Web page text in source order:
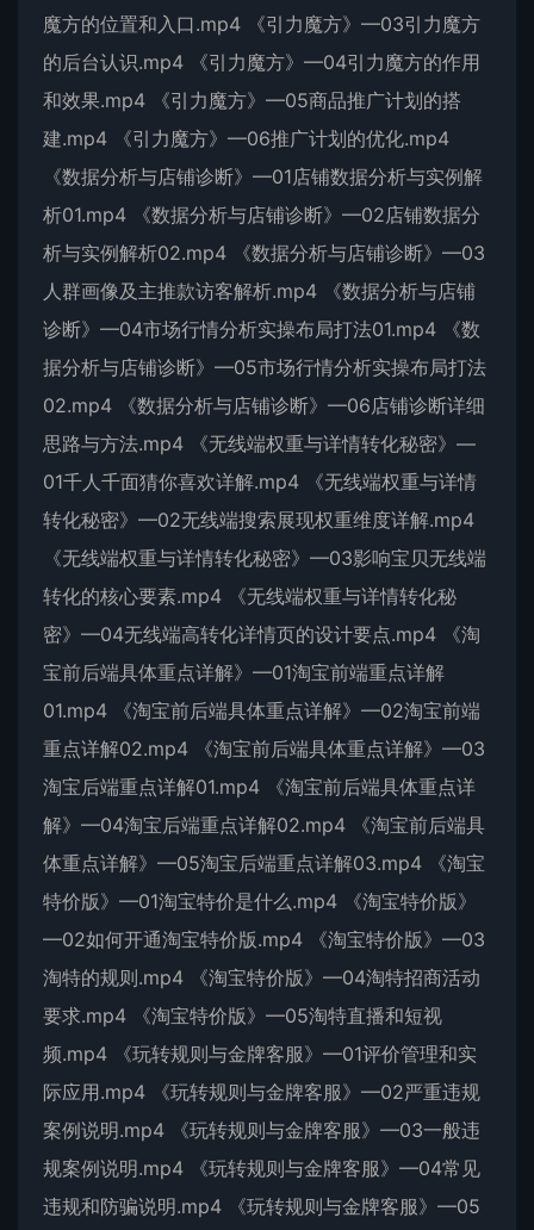
魔方的位置和入口.mp4 《引力魔方》—03引力魔方
的后台认识.mp4 《引力魔方》—04引力魔方的作用
和效果.mp4 《引力魔方》—05商品推广计划的搭
建.mp4 《引力魔方》—06推广计划的优化.mp4
《数据分析与店铺诊断》—01店铺数据分析与实例解
析01.mp4 《数据分析与店铺诊断》—02店铺数据分
析与实例解析02.mp4 《数据分析与店铺诊断》—03
人群画像及主推款访客解析.mp4 《数据分析与店铺
诊断》—04市场行情分析实操布局打法01.mp4 《数
据分析与店铺诊断》—05市场行情分析实操布局打法
02.mp4 《数据分析与店铺诊断》—06店铺诊断详细
思路与方法.mp4 《无线端权重与详情转化秘密》—
01千人千面猜你喜欢详解.mp4 《无线端权重与详情
转化秘密》—02无线端搜索展现权重维度详解.mp4
《无线端权重与详情转化秘密》—03影响宝贝无线端
转化的核心要素.mp4 《无线端权重与详情转化秘
密》—04无线端高转化详情页的设计要点.mp4 《淘
宝前后端具体重点详解》—01淘宝前端重点详解
01.mp4 《淘宝前后端具体重点详解》—02淘宝前端
重点详解02.mp4 《淘宝前后端具体重点详解》—03
淘宝后端重点详解01.mp4 《淘宝前后端具体重点详
解》—04淘宝后端重点详解02.mp4 《淘宝前后端具
体重点详解》—05淘宝后端重点详解03.mp4 《淘宝
特价版》—01淘宝特价是什么.mp4 《淘宝特价版》
—02如何开通淘宝特价版.mp4 《淘宝特价版》—03
淘特的规则.mp4 《淘宝特价版》—04淘特招商活动
要求.mp4 《淘宝特价版》—05淘特直播和短视
频.mp4 《玩转规则与金牌客服》—01评价管理和实
际应用.mp4 《玩转规则与金牌客服》—02严重违规
案例说明.mp4 《玩转规则与金牌客服》—03一般违
规案例说明.mp4 《玩转规则与金牌客服》—04常见
违规和防骗说明.mp4 《玩转规则与金牌客服》—05